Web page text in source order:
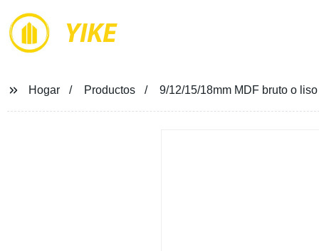
YIKE
Hogar Productos 9/12/15/18mm MDF bruto o